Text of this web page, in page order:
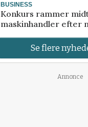
BUSINESS
Konkurs rammer
maskinhandler efter
Se flere
Annonce